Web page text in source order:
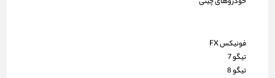
فونیکس FX
تیگو 7
تیگو 8